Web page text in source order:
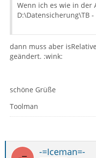
Wenn ich es wie in der
D:\Datensicherung\TB -
dann muss aber
geändert. :wink:
schöne Grüße
Toolman
-=Iceman=-